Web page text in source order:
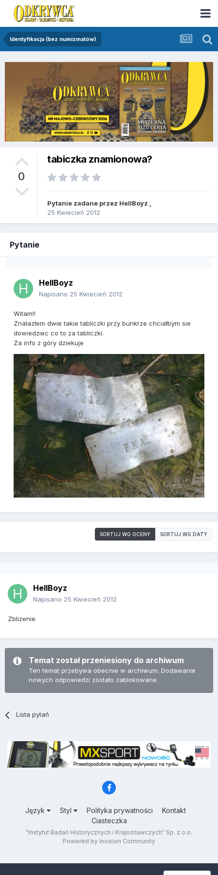
Identyfikacja (bez numizmatów)
0
tabiczka znamionowa?
Pytanie zadane przez HellBoyz
25 Kwiecień 2012
Pytanie
HellBoyz
Napisano 25 Kwiecień 2012
Witam!!
Znalazłem dwie takie tabliczki przy bunkrze chciałbym sie
dowiedziec co to za tabliczki.
Za info z góry dziekuje
SORTUJ WG OCENY SORTUJ WG DATY
HellBoyz
Napisano 25 Kwiecień 2012
Zblizenie
Temat został przeniesiony do archiwum
Ten temat przebywa obecnie w archiwum. Dodawanie
nowych odpowiedzi zostało zablokowane.
Lista pytań
Język Styl Polityka prywatności
Kontakt
Ciasteczka
"Instytut Badań Historycznych i Krajoznawczych" Sp. z o.o.
Powered by Invision Community